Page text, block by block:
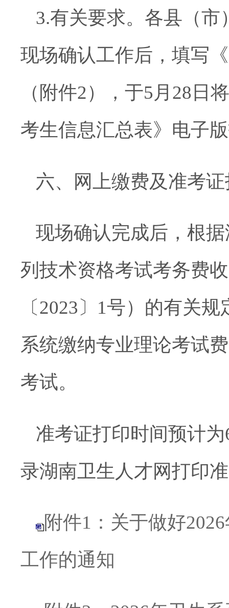
3.有关要求。各县（市
现场确认工作后，填写《
（附件2），于5 月 28 日
考生信息汇总表》电子
六、网上缴费及准考
现场确认完成后，根
列技术资格考试考务费
〔 2023 〕 1号）的有关规
系统缴纳专业理论考试
考试。
准考证打印时间预计为
录湖南卫生人才网打印
附件1：关于做好
工作的通知